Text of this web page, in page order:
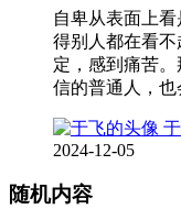
自卑从表面上
得别人都在看
定，感到痛苦
信的普通人，
2024-12-05
随机内容